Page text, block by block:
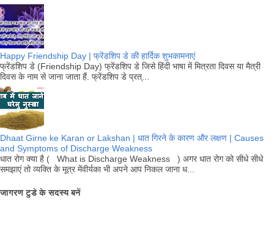
Happy Friendship Day | फ्रेंडशिप डे की हार्दिक शुभकामनाएं
फ्रेंडशिप डे (Friendship Day) फ्रेंडशिप डे जिसे हिंदी भाषा में मित्रता दिवस या मैत्री
दिवस के नाम से जाना जाता हैं. फ्रेंडशिप डे प्रत्...
Dhaat Girne ke Karan or Lakshan | धात गिरने के कारण और लक्षण | Causes
and Symptoms of Discharge Weakness
धात रोग क्या है ( What is Discharge Weakness ) अगर धात रोग को सीधे सीधे
समझाएं तो व्यक्ति के मूत्र मेंवीर्यका भी अपने आप निकल जाना ध...
जागरण टुडे के सदस्य बनें